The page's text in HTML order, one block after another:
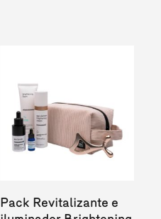
Pack Revitalizante e